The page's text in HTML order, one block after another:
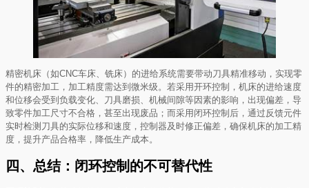
精密机床（如CNC车床、铣床）的进给系统需要带动刀具精准移动，实现零
件的精密加工，加工精度需达到微米级。若采用开环控制，机床的进给速度
和位移会受到负载变化、刀具磨损、机械间隙等因素的影响，出现偏差，导
致零件加工尺寸不合格，甚至出现废品；而采用闭环控制后，通过反馈元件
实时检测刀具的实际位移和速度，控制器及时修正偏差，确保机床的加工精
度，提升产品合格率，降低生产成本。
四、总结：闭环控制的不可替代性